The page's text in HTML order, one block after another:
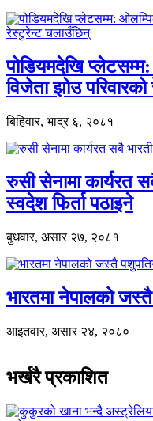
पोडियमदेखि
विजेता झोउ
बिहिवार, भाद्र ६, २०८१
रुसी सेनामा कार्यरत
स्वदेश फिर्ता पठाइने
बुधवार, असार २७, २०८१
भारतमा नेपालको जस्तै
आइतवार, असार २४, २०८०
भर्खरै प्रकाशित